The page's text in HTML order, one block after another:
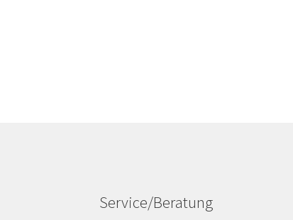
Service/Beratung